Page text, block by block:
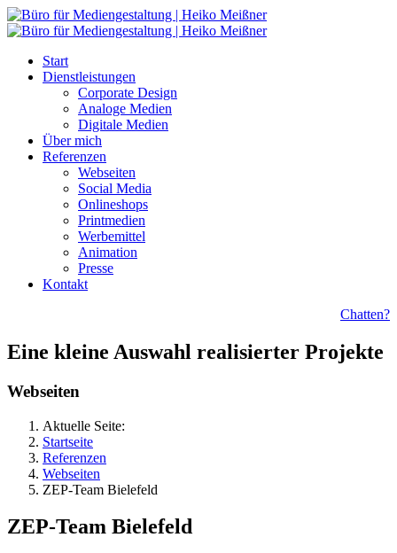
Start
Dienstleistungen
Corporate Design
Analoge Medien
Digitale Medien
Über mich
Referenzen
Webseiten
Social Media
Onlineshops
Printmedien
Werbemittel
Animation
Presse
Kontakt
Chatten?
Eine kleine Auswahl realisierter Projekte
Webseiten
Aktuelle Seite:
Startseite
Referenzen
Webseiten
ZEP-Team Bielefeld
ZEP-Team Bielefeld